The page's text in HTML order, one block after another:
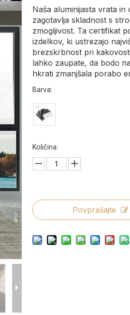
Naša aluminijasta vrata
zagotavlja skladnost s
zmogljivost. Ta certifikat
izdelkov, ki ustrezajo
brezskrbnost pri
lahko zaupate, da bodo
hkrati zmanjšala porabo
Barva:
Količina:
Povprašajte